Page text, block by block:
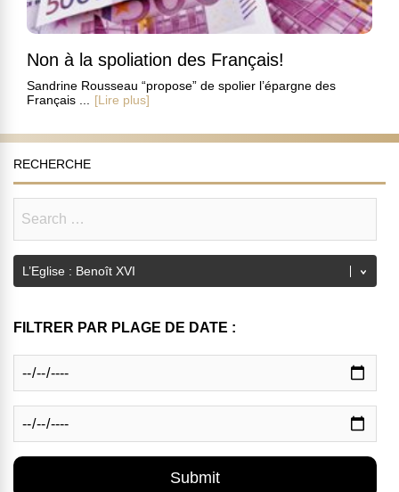
Non à la spoliation des Français!
Sandrine Rousseau “propose” de spolier l’épargne des
Français ...
[Lire plus]
RECHERCHE
FILTRER PAR PLAGE DE DATE :